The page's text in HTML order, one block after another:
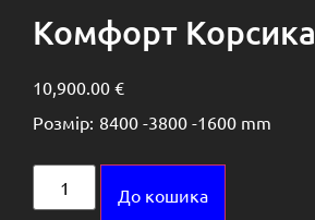
Комфорт Корсика
10,900.00 €
Розмір: 8400 -3800 -1600 mm
До кошика